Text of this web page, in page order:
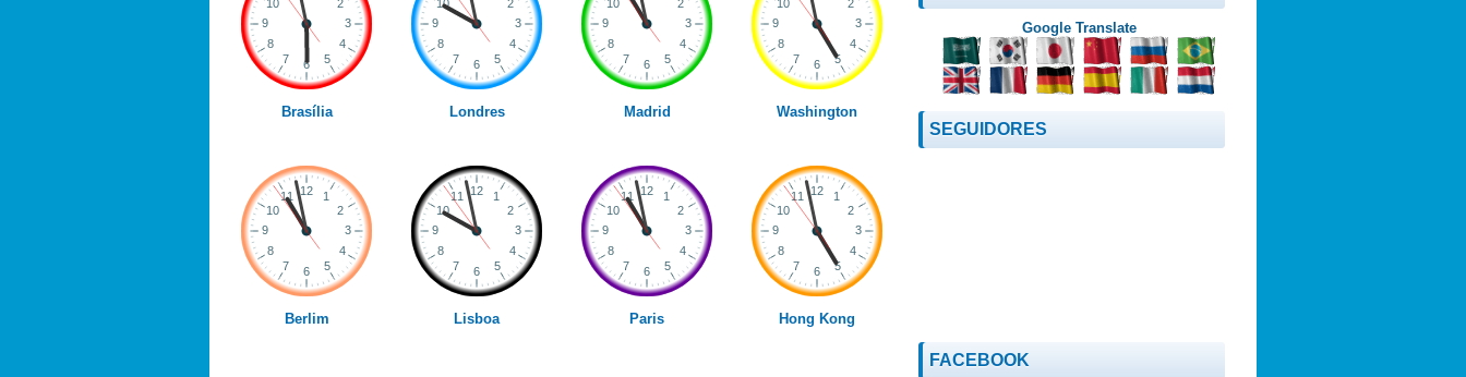
Brasília Londres Madrid Washington
Berlim Lisboa Paris Hong Kong
Google Translate
SEGUIDORES
FACEBOOK